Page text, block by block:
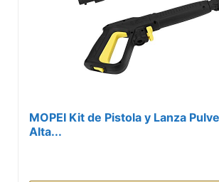
MOPEI Kit de Pistola y Lanza
Alta...